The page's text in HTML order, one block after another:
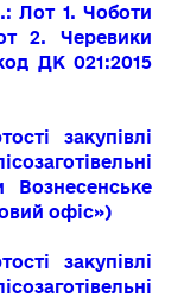
Лот 1. Чоботи
2. Черевики
ДК 021:2015
закупівлі
Вознесенське
офіс»)
закупівлі